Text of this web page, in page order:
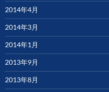
2014年4月
2014年3月
2014年1月
2013年9月
2013年8月